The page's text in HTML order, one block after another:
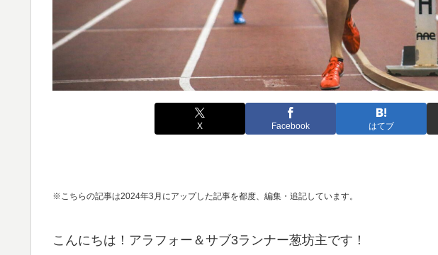
X Facebook はてブ
※こちらの記事は2024年3月にアップした記事を都度、編集・追記しています。
こんにちは！アラフォー＆サブ3ランナー葱坊主です！